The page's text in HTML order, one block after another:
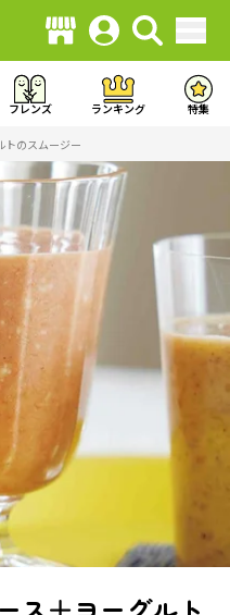
フレンズ ランキング 特集
トのスムージー